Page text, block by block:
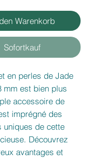
Warenkorb
Sofortkauf
en perles de Jade
mm est bien plus
accessoire de
imprégné des
uniques de cette
Découvrez
avantages et